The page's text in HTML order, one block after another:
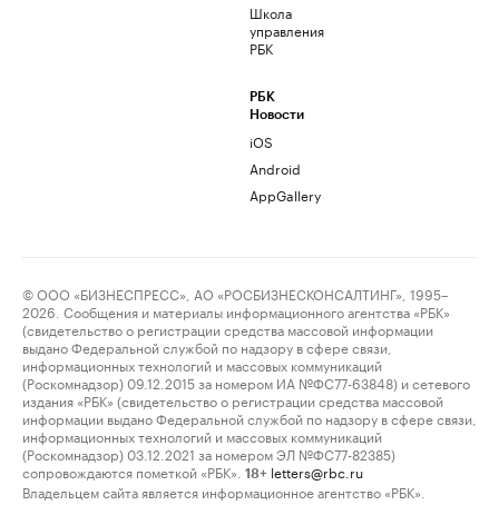
Школа
управления
РБК
РБК
Новости
iOS
Android
AppGallery
© ООО «БИЗНЕСПРЕСС», АО «РОСБИЗНЕСКОНСАЛТИНГ», 1995–
2026. Сообщения и материалы информационного агентства «РБК»
(свидетельство о регистрации средства массовой информации
выдано Федеральной службой по надзору в сфере связи,
информационных технологий и массовых коммуникаций
(Роскомнадзор) 09.12.2015 за номером ИА №ФС77-63848) и сетевого
издания «РБК» (свидетельство о регистрации средства массовой
информации выдано Федеральной службой по надзору в сфере связи,
информационных технологий и массовых коммуникаций
(Роскомнадзор) 03.12.2021 за номером ЭЛ №ФС77-82385)
сопровождаются пометкой «РБК».
18+ letters@rbc.ru
Владельцем сайта является информационное агентство «РБК».